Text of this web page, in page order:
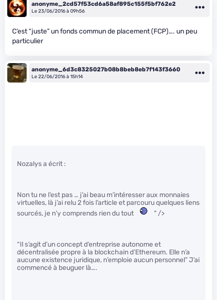
anonyme_2cd57f53cd6a58af895c155f5bf762e2
Le 23/06/2016 à 09h56
C’est “juste” un fonds commun de placement (FCP)…. un peu
particulier
anonyme_6d3c8325027b08b8beb8eb7f143f3660
Le 22/06/2016 à 15h14
Nozalys a écrit :
Non tu ne l’est pas … j’ai beau m’intéresser aux monnaies
virtuelles, là j’ai relu 2 fois l’article et parcouru quelques liens
sourcés, je n’y comprends rien du tout
" />
“Il s’agit d’un concept d’entreprise autonome et
décentralisée propre à la blockchain d’Ethereum. Elle n’a
aucune existence juridique, n’emploie aucun personnel” J’ai
commencé à beuguer là….